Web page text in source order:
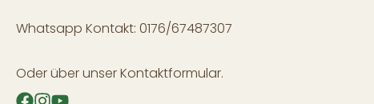
Whatsapp Kontakt: 0176/67487307
Oder über unserKontaktformular.